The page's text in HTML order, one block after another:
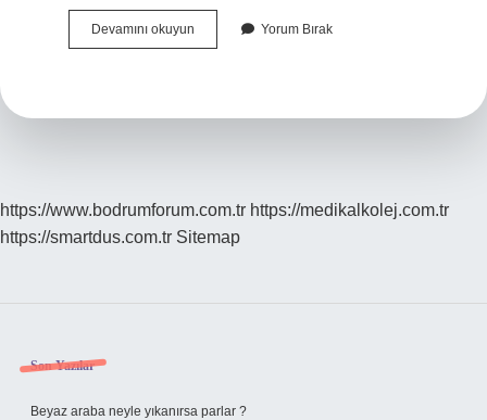
Devamını okuyun
Dolabı
Yorum Bırak
https://www.bodrumforum.com.tr https://medikalkolej.com.tr
https://smartdus.com.tr Sitemap
Sidebar
Son Yazılar
Beyaz araba neyle yıkanırsa parlar ?